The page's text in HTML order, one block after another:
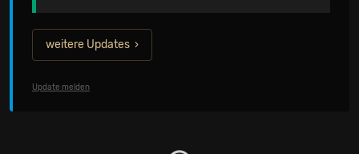
weitere Updates
Update melden